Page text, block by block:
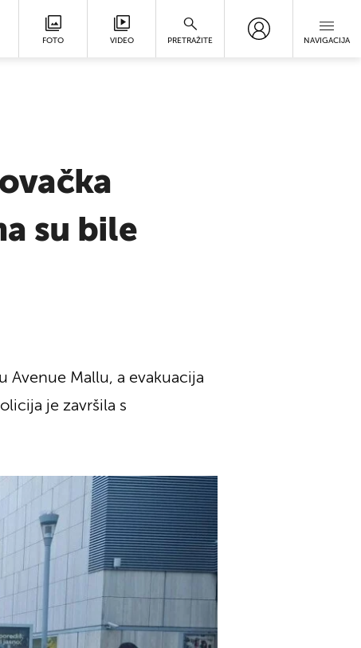
FOTO VIDEO PRETRAŽITE NAVIGACIJA
su bile
Avenue Mallu, a evakuacija
je završila s